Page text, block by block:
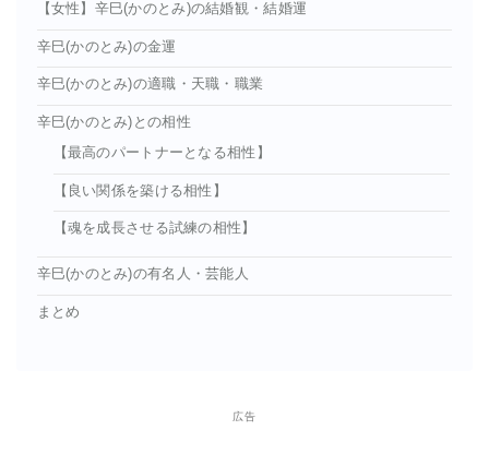
【女性】辛巳(かのとみ)の結婚観・結婚運
辛巳(かのとみ)の金運
辛巳(かのとみ)の適職・天職・職業
辛巳(かのとみ)との相性
【最高のパートナーとなる相性】
【良い関係を築ける相性】
【魂を成長させる試練の相性】
辛巳(かのとみ)の有名人・芸能人
まとめ
広告